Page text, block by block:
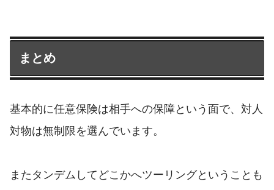
まとめ
基本的に任意保険は相手への保障という面で、対人
対物は無制限を選んでいます。
またタンデムしてどこかへツーリングということも